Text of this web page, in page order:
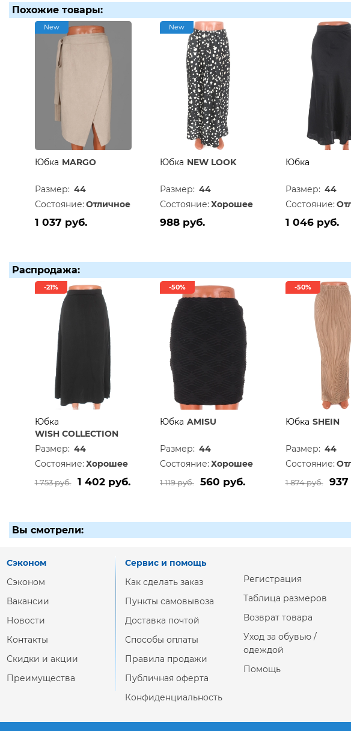
Похожие товары:
New
Юбка MARGO
Размер: 44
Состояние: Отличное
1 037 руб.
New
Юбка NEW LOOK
Размер: 44
Состояние: Хорошее
988 руб.
Юбка
Размер: 44
Состояние:
1 046 руб.
Распродажа:
-21%
Юбка
WISH COLLECTION
Размер: 44
Состояние: Хорошее
1 753 руб. 1 402 руб.
-50%
Юбка AMISU
Размер: 44
Состояние: Хорошее
1 119 руб. 560 руб.
-50%
Юбка SHEIN
Размер: 44
Состояние:
1 874 руб. 937
Вы смотрели:
Сэконом
Сэконом
Вакансии
Новости
Контакты
Скидки и акции
Преимущества
Сервис и помощь
Как сделать заказ
Пункты самовывоза
Доставка почтой
Способы оплаты
Правила продажи
Публичная оферта
Конфиденциальность
Регистрация
Таблица размеров
Возврат товара
Уход за обувью /
одеждой
Помощь